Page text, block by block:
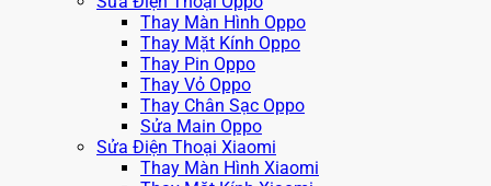
Thay Màn Hình Oppo
Thay Mặt Kính Oppo
Thay Pin Oppo
Thay Vỏ Oppo
Thay Chân Sạc Oppo
Sửa Main Oppo
Sửa Điện Thoại Xiaomi
Thay Màn Hình Xiaomi